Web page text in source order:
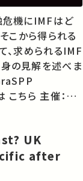
危機にIMFはど
こから得られる
、求められるIMF
の見解を述べま
催：東
気に入
でシェア…
after